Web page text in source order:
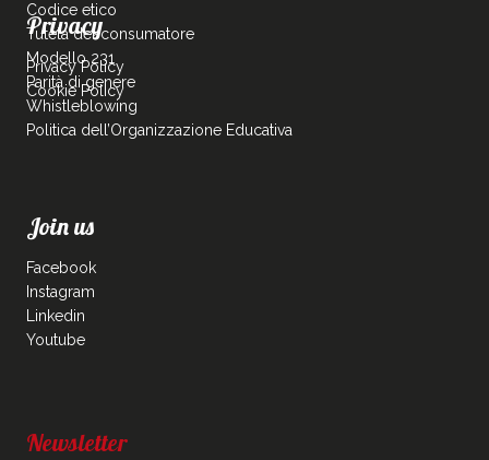
Codice etico
Tutela del consumatore
Modello 231
Parità di genere
Whistleblowing
Politica dell’Organizzazione Educativa
Privacy
Privacy Policy
Cookie Policy
Join us
Facebook
Instagram
Linkedin
Youtube
Newsletter